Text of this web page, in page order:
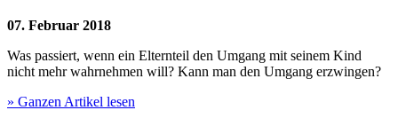
07. Februar 2018
Was passiert, wenn ein Elternteil den Umgang mit seinem Kind
nicht mehr wahrnehmen will? Kann man den Umgang erzwingen?
» Ganzen Artikel lesen